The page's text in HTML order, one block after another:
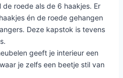
roede als de 6 haakjes. Er
én de roede gehangen
Deze kapstok is tevens
geeft je interieur een
je zelfs een beetje stil van